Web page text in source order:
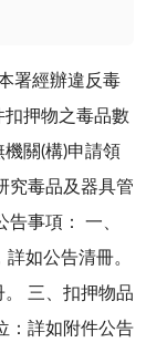
署經辦違反毒
押物之毒品數
關(構)申請領
究毒品及器具管
事項： 一、
如公告清冊。
三、扣押物品
：詳如附件公告